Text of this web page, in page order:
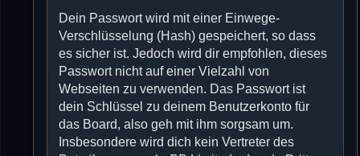
Dein Passwort wird mit einer Einwege-
Verschlüsselung (Hash) gespeichert, so dass
es sicher ist. Jedoch wird dir empfohlen, dieses
Passwort nicht auf einer Vielzahl von
Webseiten zu verwenden. Das Passwort ist
dein Schlüssel zu deinem Benutzerkonto für
das Board, also geh mit ihm sorgsam um.
Insbesondere wird dich kein Vertreter des